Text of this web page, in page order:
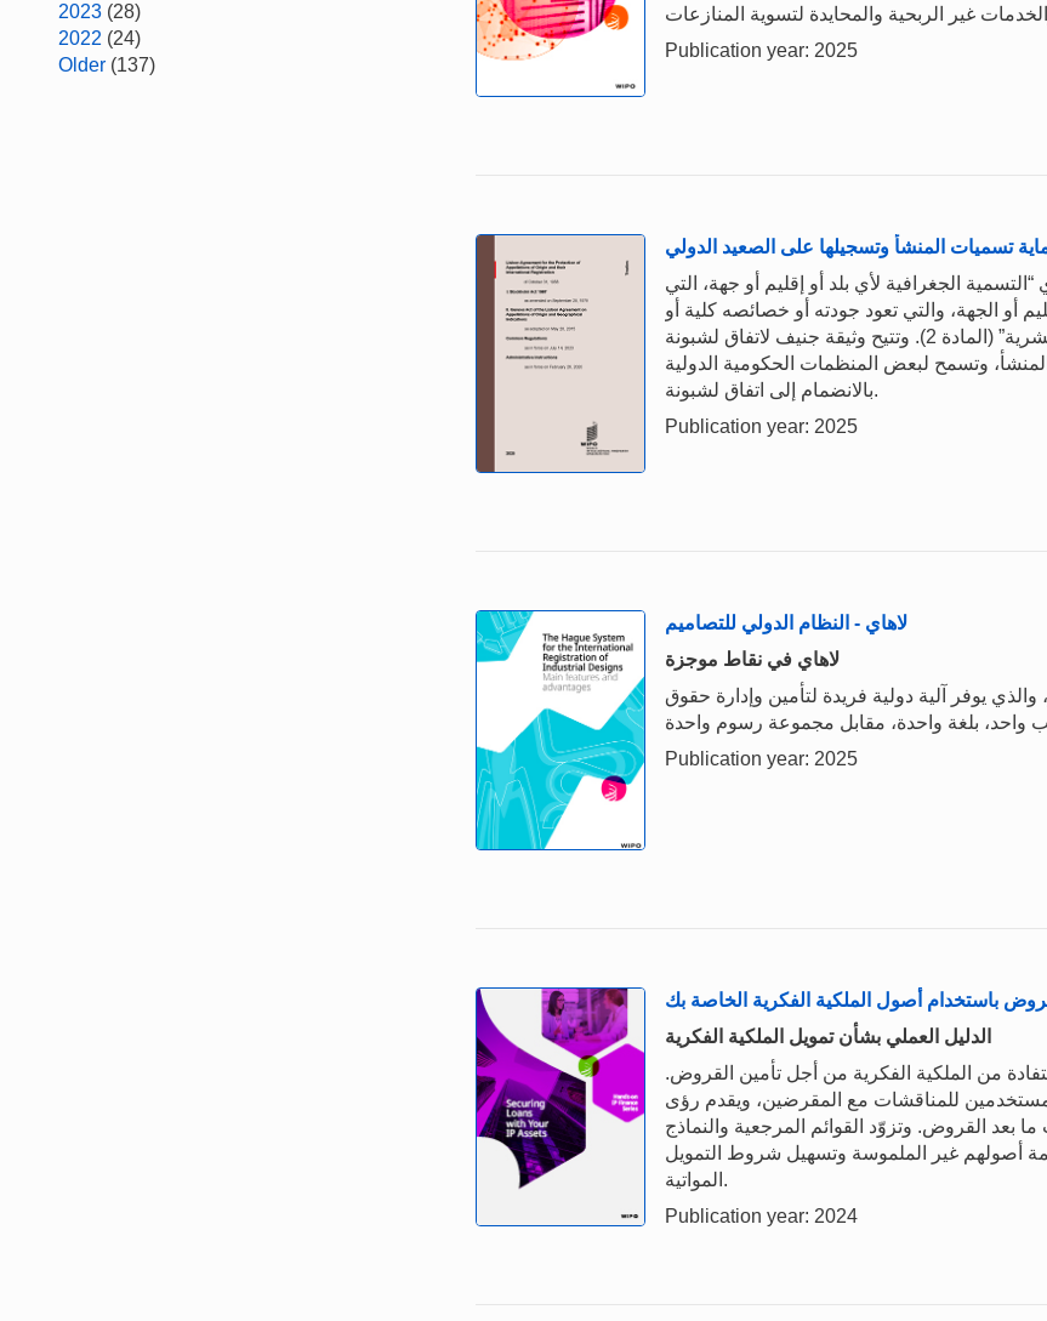
2023 (28)
2022 (24)
Older (137)
Publication year: 2025
تسميات المنشأ وتسجيلها على الصعيد الدولي
الجغرافية لأي بلد أو إقليم أو جهة، التي
أو الجهة، والتي تعود جودته أو خصائصه كلية أو
أساسا إلى البيئة الجغرافية، بما في ذلك العوامل الطبيعية والبشرية” (المادة 2). وتتيح وثيقة جنيف لاتفاق لشبونة
وتسمح لبعض المنظمات الحكومية الدولية
بالانضمام إلى اتفاق لشبونة.
Publication year: 2025
لاهاي - النظام الدولي للتصاميم
لاهاي في نقاط موجزة
والذي يوفر آلية دولية فريدة لتأمين وإدارة حقوق
Publication year: 2025
باستخدام أصول الملكية الفكرية الخاصة بك
الدليل العملي بشأن تمويل الملكية الفكرية
من الملكية الفكرية من أجل تأمين القروض.
للمناقشات مع المقرضين، ويقدم رؤى
بعد القروض. وتزوّد القوائم المرجعية والنماذج
أصولهم غير الملموسة وتسهيل شروط التمويل
المواتية.
Publication year: 2024